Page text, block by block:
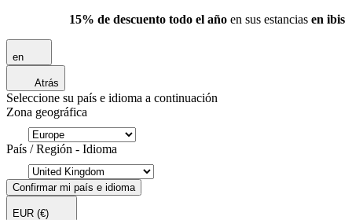
15% de descuento todo el año en sus estancias en ibis
en
Atrás
Seleccione su país e idioma a continuación
Zona geográfica
País / Región - Idioma
Confirmar mi país e idioma
EUR (€)